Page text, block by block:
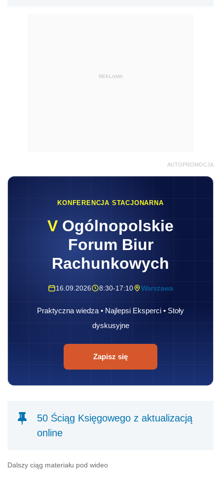
REKLAMA
AUTOPROMOCJA
KONFERENCJA STACJONARNA
V Ogólnopolskie
Forum Biur
Rachunkowych
16.09.2026 8:30-17:10 Warszawa
Praktyczna wiedza • Najlepsi Eksperci • Stoły
dyskusyjne
Zapisz się
50 Ściąg Księgowego z aktualizacją
online
Dalszy ciąg materiału pod wideo